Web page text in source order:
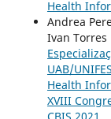
Health
Andrea
Ivan Torres
UAB/
Health
XVIII